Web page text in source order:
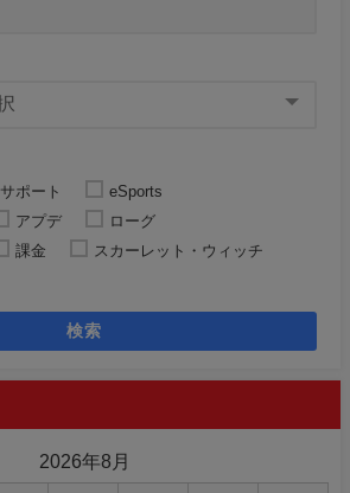
サポート
eSports
アプデ
ローグ
課金
スカーレット・ウィッチ
検索
2026年8月